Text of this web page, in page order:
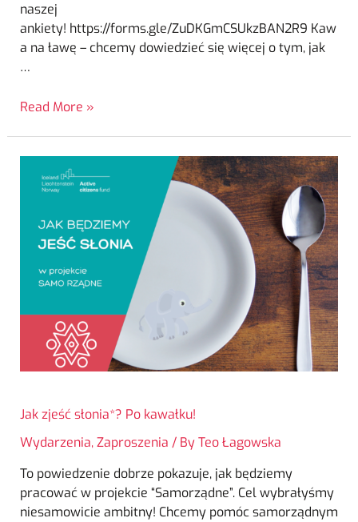
naszej
ankiety! https://forms.gle/ZuDKGmCSUkzBAN2R9 Kaw
a na ławę – chcemy dowiedzieć się więcej o tym, jak
…
Read More »
Jak zjeść słonia*? Po kawałku!
Wydarzenia,Zaproszenia / ByTeo Łagowska
To powiedzenie dobrze pokazuje, jak będziemy
pracować w projekcie “Samorządne”. Cel wybrałyśmy
niesamowicie ambitny! Chcemy pomóc samorządnym